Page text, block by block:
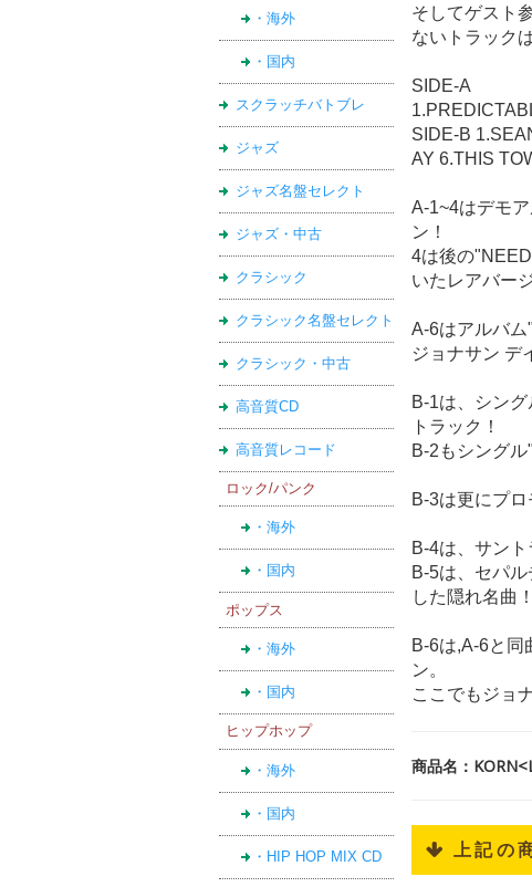
・海外
・国内
スクラッチバトブレ
ジャズ
ジャズ名盤セレクト
ジャズ・中古
クラシック
クラシック名盤セレクト
クラシック・中古
高音質CD
高音質レコード
ロック/パンク
・海外
・国内
ポップス
・海外
・国内
ヒップホップ
・海外
・国内
・HIP HOP MIX CD
そしてゲスト
ないトラック
SIDE-A
SIDE-B
AY 6.THIS
A-1~4はデモ
ン！
4は後の
いたレアバー
A-6はアルバム
ジョナサン デ
B-1は、シン
トラック！
B-2もシング
B-3は更にプ
B-4は、サン
B-5は、セパ
した隠れ名曲！
B-6は,A-6と同
ン。
ここでもジョ
商品名：
 上記の